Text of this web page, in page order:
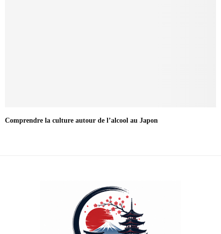
Comprendre la culture autour de l’alcool au Japon